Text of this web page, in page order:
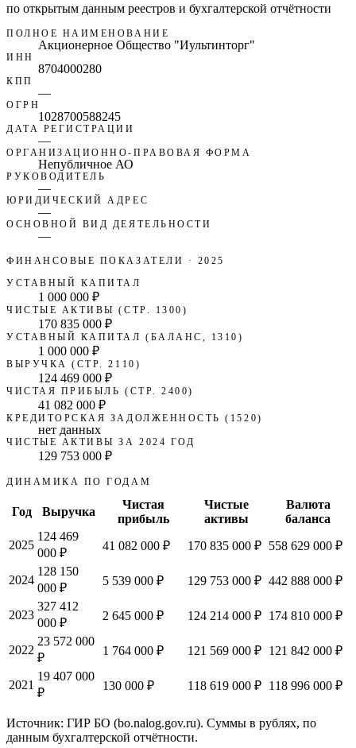
по открытым данным реестров и бухгалтерской отчётности
ПОЛНОЕ НАИМЕНОВАНИЕ
Акционерное Общество "Иультинторг"
ИНН
8704000280
КПП
—
ОГРН
1028700588245
ДАТА РЕГИСТРАЦИИ
—
ОРГАНИЗАЦИОННО-ПРАВОВАЯ ФОРМА
Непубличное АО
РУКОВОДИТЕЛЬ
—
ЮРИДИЧЕСКИЙ АДРЕС
—
ОСНОВНОЙ ВИД ДЕЯТЕЛЬНОСТИ
—
ФИНАНСОВЫЕ ПОКАЗАТЕЛИ · 2025
УСТАВНЫЙ КАПИТАЛ
1 000 000 ₽
ЧИСТЫЕ АКТИВЫ (СТР. 1300)
170 835 000 ₽
УСТАВНЫЙ КАПИТАЛ (БАЛАНС, 1310)
1 000 000 ₽
ВЫРУЧКА (СТР. 2110)
124 469 000 ₽
ЧИСТАЯ ПРИБЫЛЬ (СТР. 2400)
41 082 000 ₽
КРЕДИТОРСКАЯ ЗАДОЛЖЕННОСТЬ (1520)
нет данных
ЧИСТЫЕ АКТИВЫ ЗА 2024 ГОД
129 753 000 ₽
ДИНАМИКА ПО ГОДАМ
Год Выручка
Чистая
прибыль
Чистые
активы
Валюта
баланса
2025
124 469
000 ₽
41 082 000 ₽ 170 835 000 ₽ 558 629 000 ₽
2024
128 150
000 ₽
5 539 000 ₽ 129 753 000 ₽ 442 888 000 ₽
2023
327 412
000 ₽
2 645 000 ₽ 124 214 000 ₽ 174 810 000 ₽
2022
23 572 000
₽
1 764 000 ₽ 121 569 000 ₽ 121 842 000 ₽
2021
19 407 000
₽
130 000 ₽ 118 619 000 ₽ 118 996 000 ₽
Источник: ГИР БО (bo.nalog.gov.ru). Суммы в рублях, по
данным бухгалтерской отчётности.